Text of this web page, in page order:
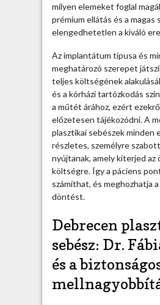
e
n
–
r
.
F
á
b
i
á
n
Z
s
o
p
a
s
t
milyen elemeket foglal
prémium ellátás és a magas
elengedhetetlen a kiváló
Az implantátum típusa és
meghatározó szerepet
teljes költségének
és a kórházi tartózkodás
a műtét árához, ezért
előzetesen tájékozódni. A
plasztikai sebészek minden
részletes, személyre
nyújtanak, amely kiterjed az
költségre. Így a páciens
számíthat, és meghozhatja
döntést.
Debrecen
sebész: Dr.
és a